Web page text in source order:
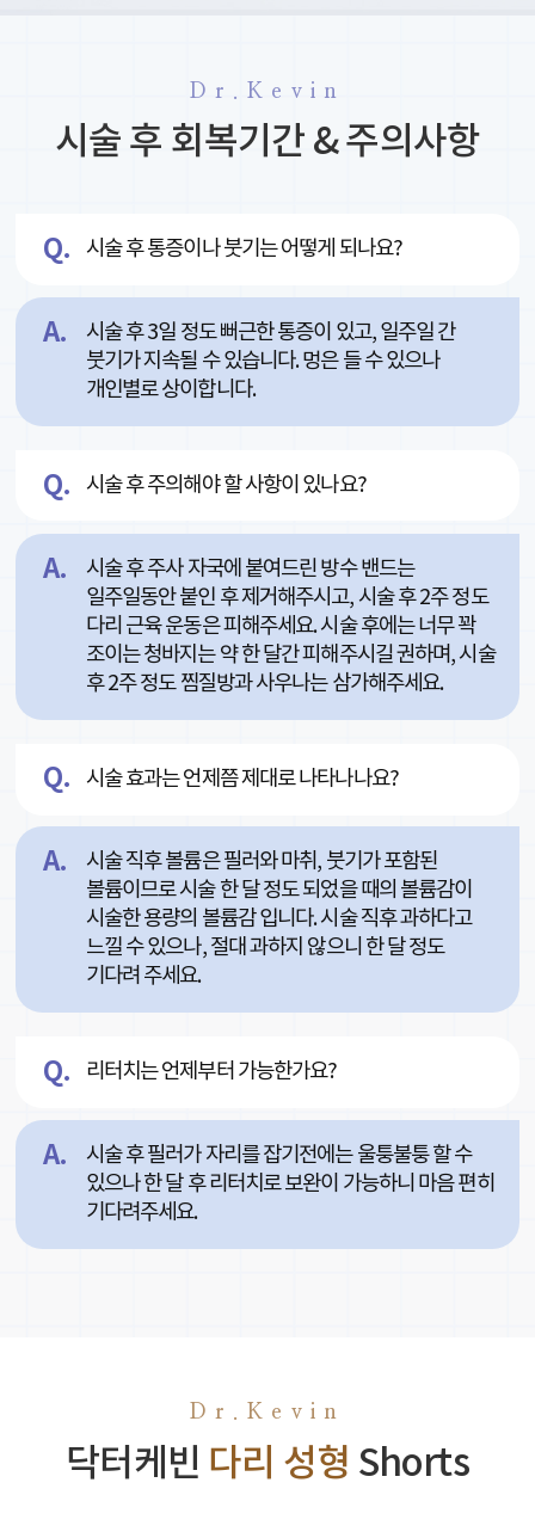
Dr.Kevin
시술 후 회복기간 & 주의사항
시술 후 통증이나 붓기는 어떻게 되나요?
시술 후 3일 정도 뻐근한 통증이 있고, 일주일 간
붓기가 지속될 수 있습니다. 멍은 들 수 있으나
개인별로 상이합니다.
시술 후 주의해야 할 사항이 있나요?
시술 후 주사 자국에 붙여드린 방수 밴드는
일주일동안 붙인 후 제거해주시고, 시술 후 2주 정도
다리 근육 운동은 피해주세요. 시술 후에는 너무 꽉
조이는 청바지는 약 한 달간 피해주시길 권하며, 시술
후 2주 정도 찜질방과 사우나는 삼가해주세요.
시술 효과는 언제쯤 제대로 나타나나요?
시술 직후 볼륨은 필러와 마취, 붓기가 포함된
볼륨이므로 시술 한 달 정도 되었을 때의 볼륨감이
시술한 용량의 볼륨감 입니다. 시술 직후 과하다고
느낄 수 있으나, 절대 과하지 않으니 한 달 정도
기다려 주세요.
리터치는 언제부터 가능한가요?
시술 후 필러가 자리를 잡기전에는 울퉁불퉁 할 수
있으나 한 달 후 리터치로 보완이 가능하니 마음 편히
기다려주세요.
Dr.Kevin
닥터케빈 다리 성형 Shorts